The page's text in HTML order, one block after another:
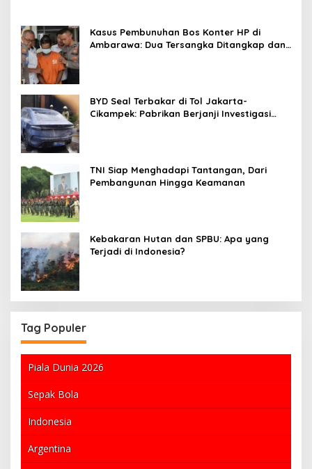
Kasus Pembunuhan Bos Konter HP di
Ambarawa: Dua Tersangka Ditangkap dan
BYD Seal Terbakar di Tol Jakarta-
Cikampek: Pabrikan Berjanji Investigasi
TNI Siap Menghadapi Tantangan, Dari
Pembangunan Hingga Keamanan
Kebakaran Hutan dan SPBU: Apa yang
Terjadi di Indonesia?
Tag Populer
Piala Dunia 2026
Sepak Bola
Indonesia
Argentina